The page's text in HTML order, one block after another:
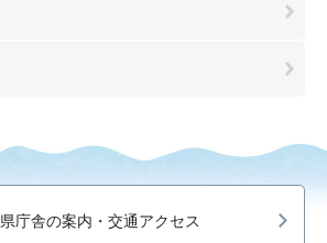
県庁舎の案内・交通アクセス